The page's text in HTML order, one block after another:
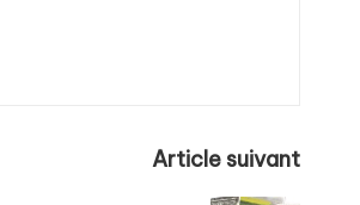
Article suivant